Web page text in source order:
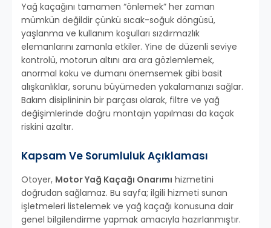
Yağ kaçağını tamamen “önlemek” her zaman
mümkün değildir çünkü sıcak-soğuk döngüsü,
yaşlanma ve kullanım koşulları sızdırmazlık
elemanlarını zamanla etkiler. Yine de düzenli seviye
kontrolü, motorun altını ara ara gözlemlemek,
anormal koku ve dumanı önemsemek gibi basit
alışkanlıklar, sorunu büyümeden yakalamanızı sağlar.
Bakım disiplininin bir parçası olarak, filtre ve yağ
değişimlerinde doğru montajın yapılması da kaçak
riskini azaltır.
Kapsam Ve Sorumluluk Açıklaması
Otoyer, Motor Yağ Kaçağı Onarımı hizmetini
doğrudan sağlamaz. Bu sayfa; ilgili hizmeti sunan
işletmeleri listelemek ve yağ kaçağı konusuna dair
genel bilgilendirme yapmak amacıyla hazırlanmıştır.